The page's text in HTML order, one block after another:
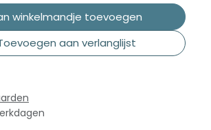
winkelmandje toevoegen
aan verlanglijst